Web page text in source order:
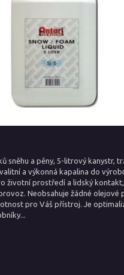
sněhu a pěny, 5-litrový kanystr,
a výkonná kapalina do
životní prostředí a lidský
Neobsahuje žádné olejové
pro Váš přístroj. Je